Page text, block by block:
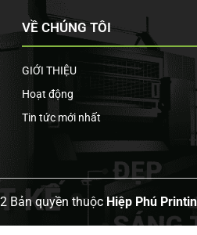
VỀ CHÚNG TÔI
GIỚI THIỆU
Hoạt động
Tin tức mới nhất
Bản quyền thuộc Hiệp Phú